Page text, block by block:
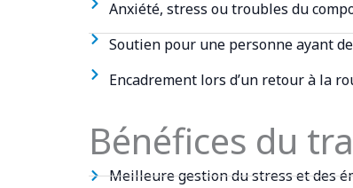
Anxiété, stress ou troubles du
Soutien pour une personne ayant
Encadrement lors d’un retour à la
Bénéfices du
Meilleure gestion du stress et des